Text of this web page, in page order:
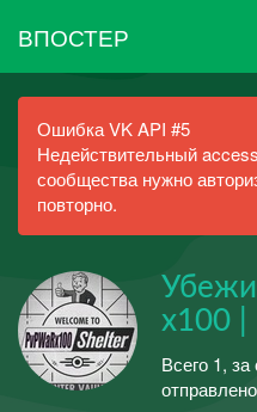
ВПОСТЕР
Ошибка VK API #5
Недействительный
сообщества нужно
повторно.
x100 |
Всего 1,